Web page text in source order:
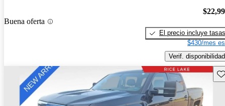
Buena oferta
El precio incluye tasas
$430/mes
Verif. disponibilidad